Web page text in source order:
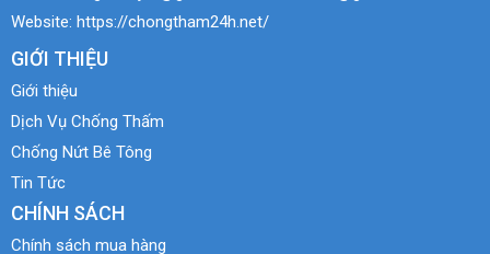
Website: https://chongtham24h.net/
GIỚI THIỆU
Giới thiệu
Dịch Vụ Chống Thấm
Chống Nứt Bê Tông
Tin Tức
CHÍNH SÁCH
Chính sách mua hàng